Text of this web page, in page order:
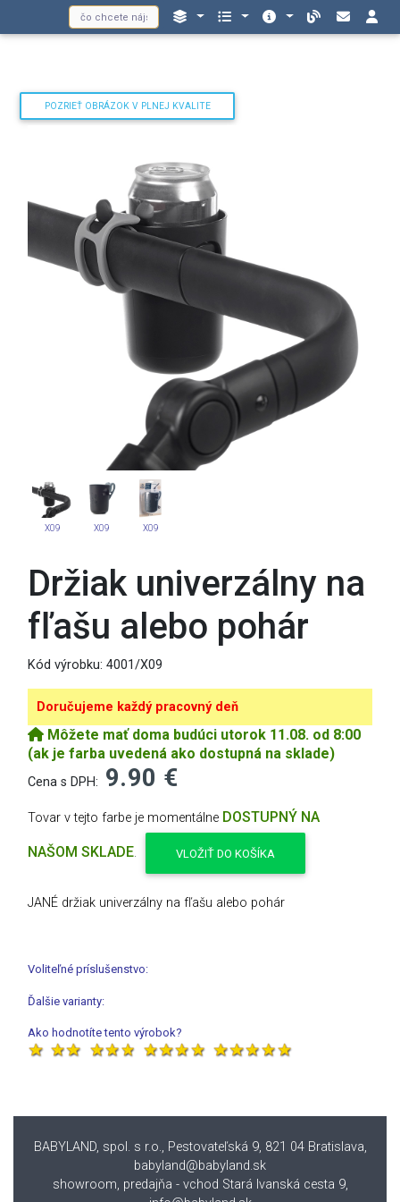
POZRIEŤ OBRÁZOK V PLNEJ KVALITE
X09 X09 X09
Držiak univerzálny na
fľašu alebo pohár
Kód výrobku: 4001/X09
Doručujeme každý pracovný deň
Môžete mať doma budúci utorok 11.08. od 8:00
(ak je farba uvedená ako dostupná na sklade)
Cena s DPH: 9.90 €
Tovar v tejto farbe je momentálne DOSTUPNÝ NA
NAŠOM SKLADE. VLOŽIŤ DO KOŠÍKA
JANÉ držiak univerzálny na fľašu alebo pohár
Voliteľné príslušenstvo:
Ďalšie varianty:
Ako hodnotíte tento výrobok?
BABYLAND, spol. s r.o., Pestovateľská 9, 821 04 Bratislava,
babyland@babyland.sk
showroom, predajňa - vchod Stará Ivanská cesta 9,